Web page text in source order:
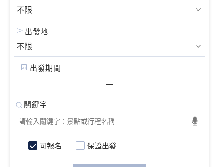
出發地
出發期間
可報名 保證出發